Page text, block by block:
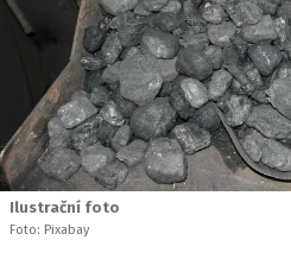
Ilustrační foto
Foto: Pixabay